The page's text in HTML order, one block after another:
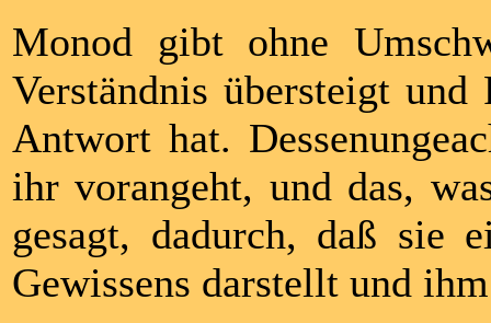
Monod gibt ohne
Verständnis übersteigt
Antwort hat.
ihr vorangeht, und das,
gesagt, dadurch, daß sie
Gewissens darstellt und